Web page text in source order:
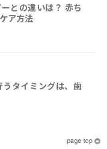
との違いは？ 赤ち
ア方法
タイミングは、歯